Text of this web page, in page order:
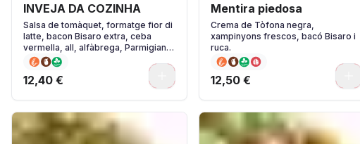
INVEJA DA COZINHA
Salsa de tomàquet, formatge fior di
latte, bacon Bisaro extra, ceba
vermella, all, alfàbrega, Parmigiano
Reggiano i pebre negre.
12,40 €
Mentira piedosa
Crema de Tòfona negra,
xampinyons frescos, bacó Bisaro i
ruca.
12,50 €